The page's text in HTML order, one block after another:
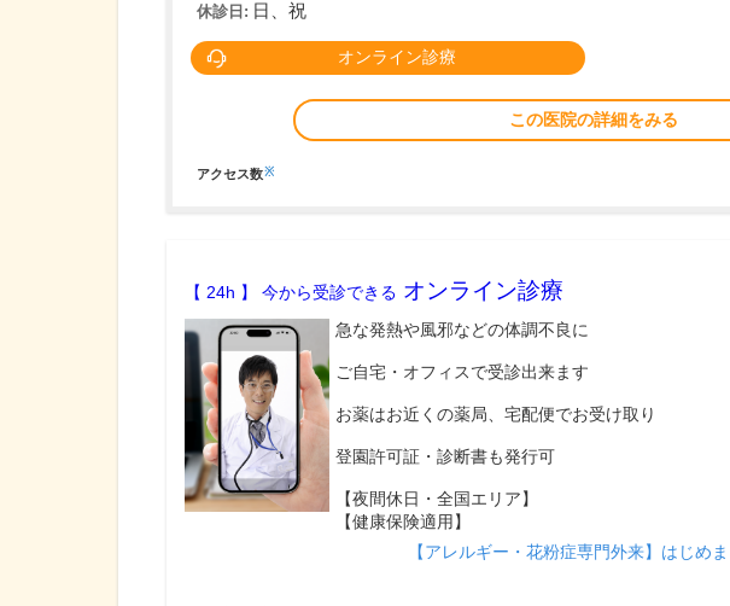
休診日: 日、祝
オンライン診療
この医院の詳細をみる
アクセス数※
【 24h 】 今から受診できる オンライン診療
急な発熱や風邪などの体調不良に
ご自宅・オフィスで受診出来ます
お薬はお近くの薬局、宅配便でお受け取り
登園許可証・診断書も発行可
【夜間休日・全国エリア】
【健康保険適用】
【アレルギー・花粉症専門外来】はじめま